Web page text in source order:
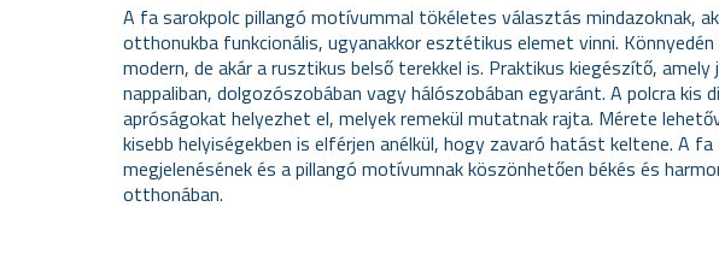
A fa sarokpolc pillangó motívummal tökéletes választás mindazoknak,
otthonukba funkcionális, ugyanakkor esztétikus elemet vinni.
modern, de akár a rusztikus belső terekkel is. Praktikus kiegészítő,
nappaliban, dolgozószobában vagy hálószobában egyaránt. A polcra kis
apróságokat helyezhet el, melyek remekül mutatnak rajta. Mérete
kisebb helyiségekben is elférjen anélkül, hogy zavaró hatást keltene. A
megjelenésének és a pillangó motívumnak köszönhetően békés és
otthonában.